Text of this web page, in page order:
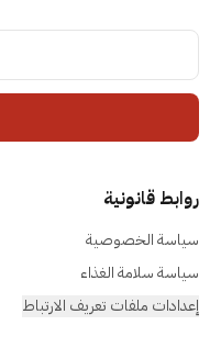
روابط قانونية
سياسة الخصوصية
سياسة سلامة الغذاء
إعدادات ملفات تعريف الارتباط